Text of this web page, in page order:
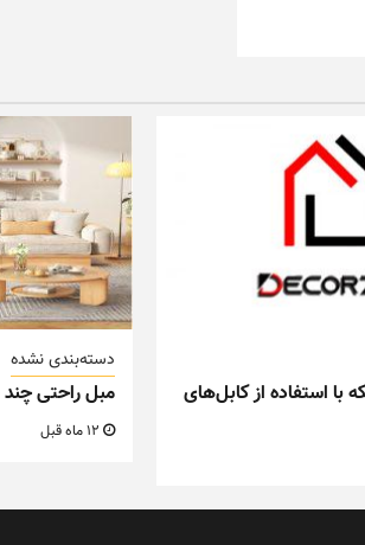
با استفاده از کابل‌های
دسته‌بندی نشده
مبل راحتی چند